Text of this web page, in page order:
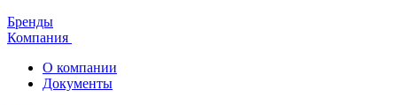
Бренды
Компания
О компании
Документы